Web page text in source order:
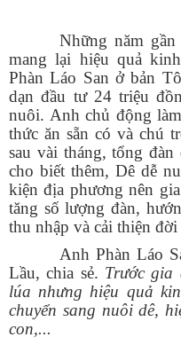
Những năm
mang lại hiệu quả
Phàn Láo San ở bản
dạn đầu tư 24 triệu
nuôi. Anh chủ động
thức ăn sẵn có và chú
sau vài tháng, tổng
cho biết thêm, Dê dễ
kiện địa phương nên
tăng số lượng đàn,
thu nhập và cải thiện đời
Anh Phàn Láo S
Lầu,chia sẻ. Trước gia
lúa nhưng hiệu quả
chuyển sang nuôi dê,
con,...